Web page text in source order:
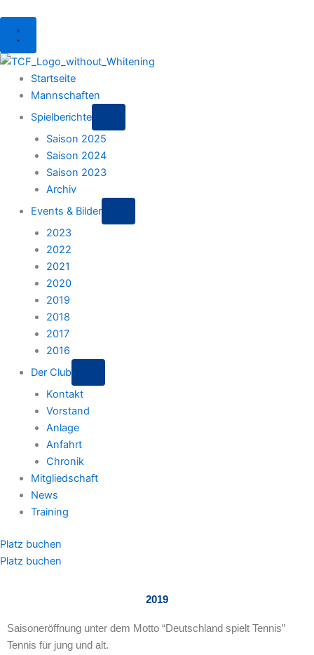
Menu
Startseite
Mannschaften
Spielberichte
Saison 2025
Saison 2024
Saison 2023
Archiv
Events & Bilder
2023
2022
2021
2020
2019
2018
2017
2016
Der Club
Kontakt
Vorstand
Anlage
Anfahrt
Chronik
Mitgliedschaft
News
Training
Platz buchen
Platz buchen
2019
Saisoneröffnung unter dem Motto “Deutschland spielt Tennis”
Tennis für jung und alt.